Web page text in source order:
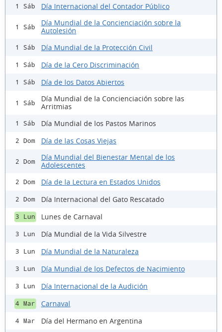
1 Sáb Día Internacional del Contador Público
1 Sáb
Día Mundial de la Concienciación sobre la
Autolesión
1 Sáb Día Mundial de la Protección Civil
1 Sáb Día de la Cero Discriminación
1 Sáb Día de los Datos Abiertos
1 Sáb
Día Mundial de la Concienciación sobre las
Arritmias
1 Sáb Día Mundial de los Pastos Marinos
2 Dom Día de las Cosas Viejas
2 Dom
Día Mundial del Bienestar Mental de los
Adolescentes
2 Dom Día de la Lectura en Estados Unidos
2 Dom Día Internacional del Gato Rescatado
3 Lun Lunes de Carnaval
3 Lun Día Mundial de la Vida Silvestre
3 Lun Día Mundial de la Naturaleza
3 Lun Día Mundial de los Defectos de Nacimiento
3 Lun Día Internacional de la Audición
4 Mar Carnaval
4 Mar Día del Hermano en Argentina